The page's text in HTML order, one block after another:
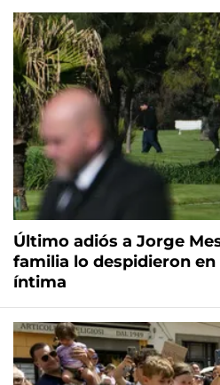
Último adiós a Jorge
familia lo despidieron
íntima